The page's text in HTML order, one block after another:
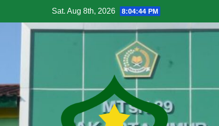
Sat. Aug 8th, 2026 8:04:45 PM